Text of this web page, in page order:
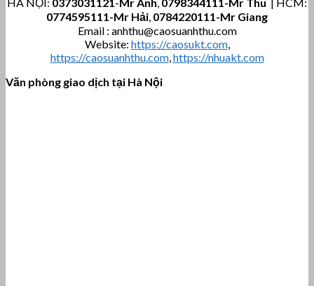
HÀ NỘI: 0373031121- Mr Anh, 0798344111-Mr Thu
| HCM:
0774595111-Mr Hải, 0784220111-Mr Giang
Email : anhthu@caosuanhthu.com
Website: https://caosukt.com,
https://caosuanhthu.com,https://nhuakt.com
Văn phòng giao dịch tại Hà Nội